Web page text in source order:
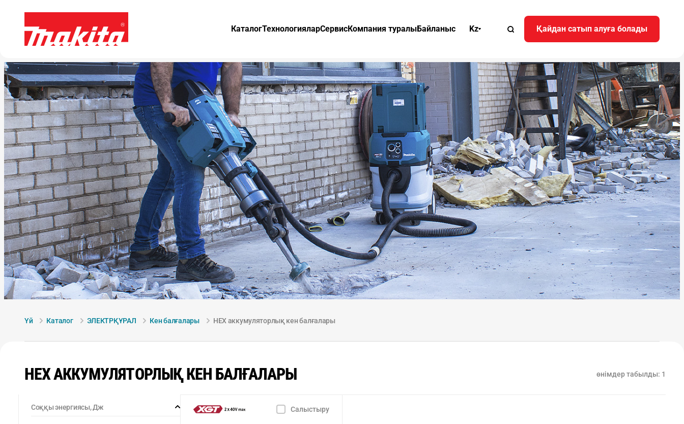
КаталогТехнологияларСервисКомпания туралыБайланыс Kz Қайдан сатып алуға болады
Үй Каталог ЭЛЕКТРҚҰРАЛ Кен балғалары HEX аккумуляторлық кен балғалары
HEX АККУМУЛЯТОРЛЫҚ КЕН БАЛҒАЛАРЫ өнімдер табылды: 1
Соққы энергиясы, Дж Салыстыру